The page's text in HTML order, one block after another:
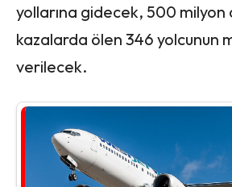
yollarına gidecek, 500 milyon
kazalarda ölen 346 yolcunun
verilecek.